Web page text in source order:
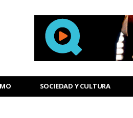
SOCIEDAD Y CULTURA